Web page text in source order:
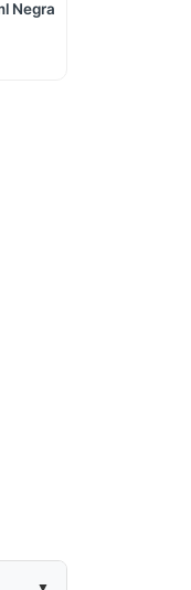
Negra